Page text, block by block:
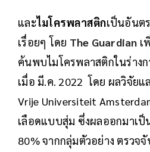
และไมโครพลาสติกเป็นอันต
เรื่อยๆ โดย The Guardian เ
ค้นพบไมโครพลาสติกในร่าง
เมื่อ มี.ค. 2022 โดย ผลวิจัย
Vrije Universiteit
เลือดแบบสุ่ม ซึ่งผลออกมาเป็
80% จากกลุ่มตัวอย่าง ตรวจ